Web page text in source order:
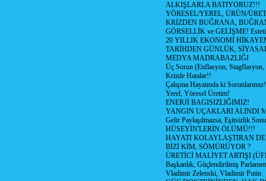
ALKIŞLARLA BATIYORUZ!!!
YÖRESEL/YEREL, ÜRÜN/
KRİZDEN BUĞRANA,
GÖRSELLİK ve GELİŞME!
20 YILLIK EKONOMİ
TARİHDEN GÜNLÜK,
MEDYA MADRABAZLIĞI
Üç Sorun (Enflasyon, Stagflasyon,
Krizde Hatalar!!
Çalışma Hayatında ki
Yerel, Yöresel Üretim!
ENERJİ BAGISIZLIĞIMIZ!
YANGIN UÇAKLARI ALINDI
Gelir Paylaşılmazsa, Eşitsizlik
HÜSEYİN'LERİN ÖLÜMÜ!!!
HAYATI KOLAYLAŞTIRAN
BİZİ KİM, SÖMÜRÜYOR ?
ÜRETİCİ MALİYET ARTIŞI
Başkanlık, Güçlendirilmiş
Vladimir Zelenski, Vladimir Putin